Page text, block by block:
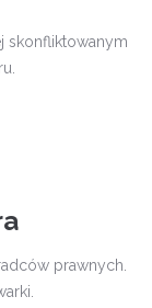
skonfliktowanym
prawnych.